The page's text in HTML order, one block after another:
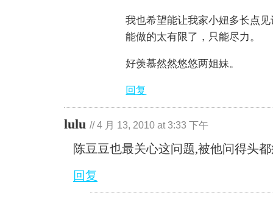
我也希望能让我家小妞多长点
能做的太有限了，只能尽力。
好羡慕然然悠悠两姐妹。
回复
lulu //4 月 13, 2010 at 3:33 下午
陈豆豆也最关心这问题,被他问得头
回复